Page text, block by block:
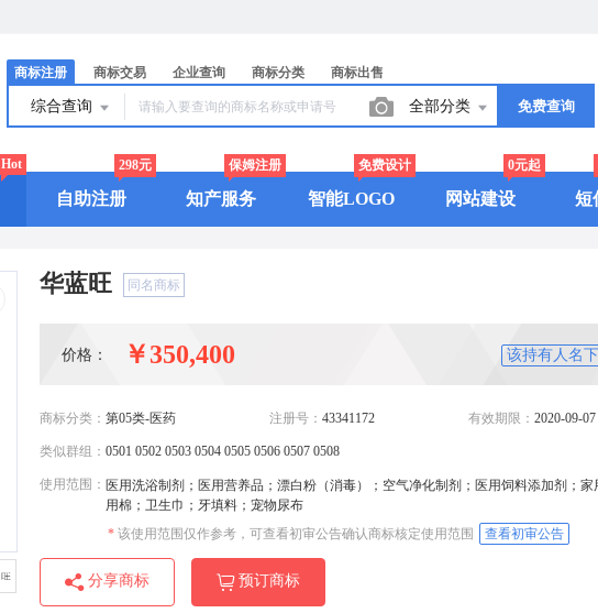
商标注册 商标交易 企业查询 商标分类 商标出售
综合查询 全部分类 免费查询
Hot
自助注册
298元
知产服务
保姆注册
智能LOGO
免费设计
网站建设
0元起
短
华蓝旺 同名商标
价格： ￥350,400 该持有人名
商标分类： 第05类-医药 注册号： 43341172 有效期限： 2020-09-
类似群组： 0501 0502 0503 0504 0505 0506 0507 0508
使用范围： 医用洗浴制剂；医用营养品；漂白粉（消毒）；空气净化制剂；医用饲料添加剂；家
用棉；卫生巾；牙填料；宠物尿布
* 该使用范围仅作参考，可查看初审公告确认商标核定使用范围 查看初审公告
分享商标 预订商标